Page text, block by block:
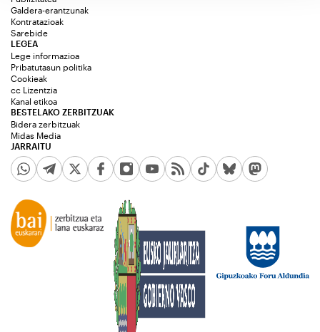
Galdera-erantzunak
Kontratazioak
Sarebide
JARRAITU
LEGEA
Lege informazioa
Pribatutasun politika
Cookieak
cc Lizentzia
Kanal etikoa
BESTELAKO ZERBITZUAK
Bidera zerbitzuak
Midas Media